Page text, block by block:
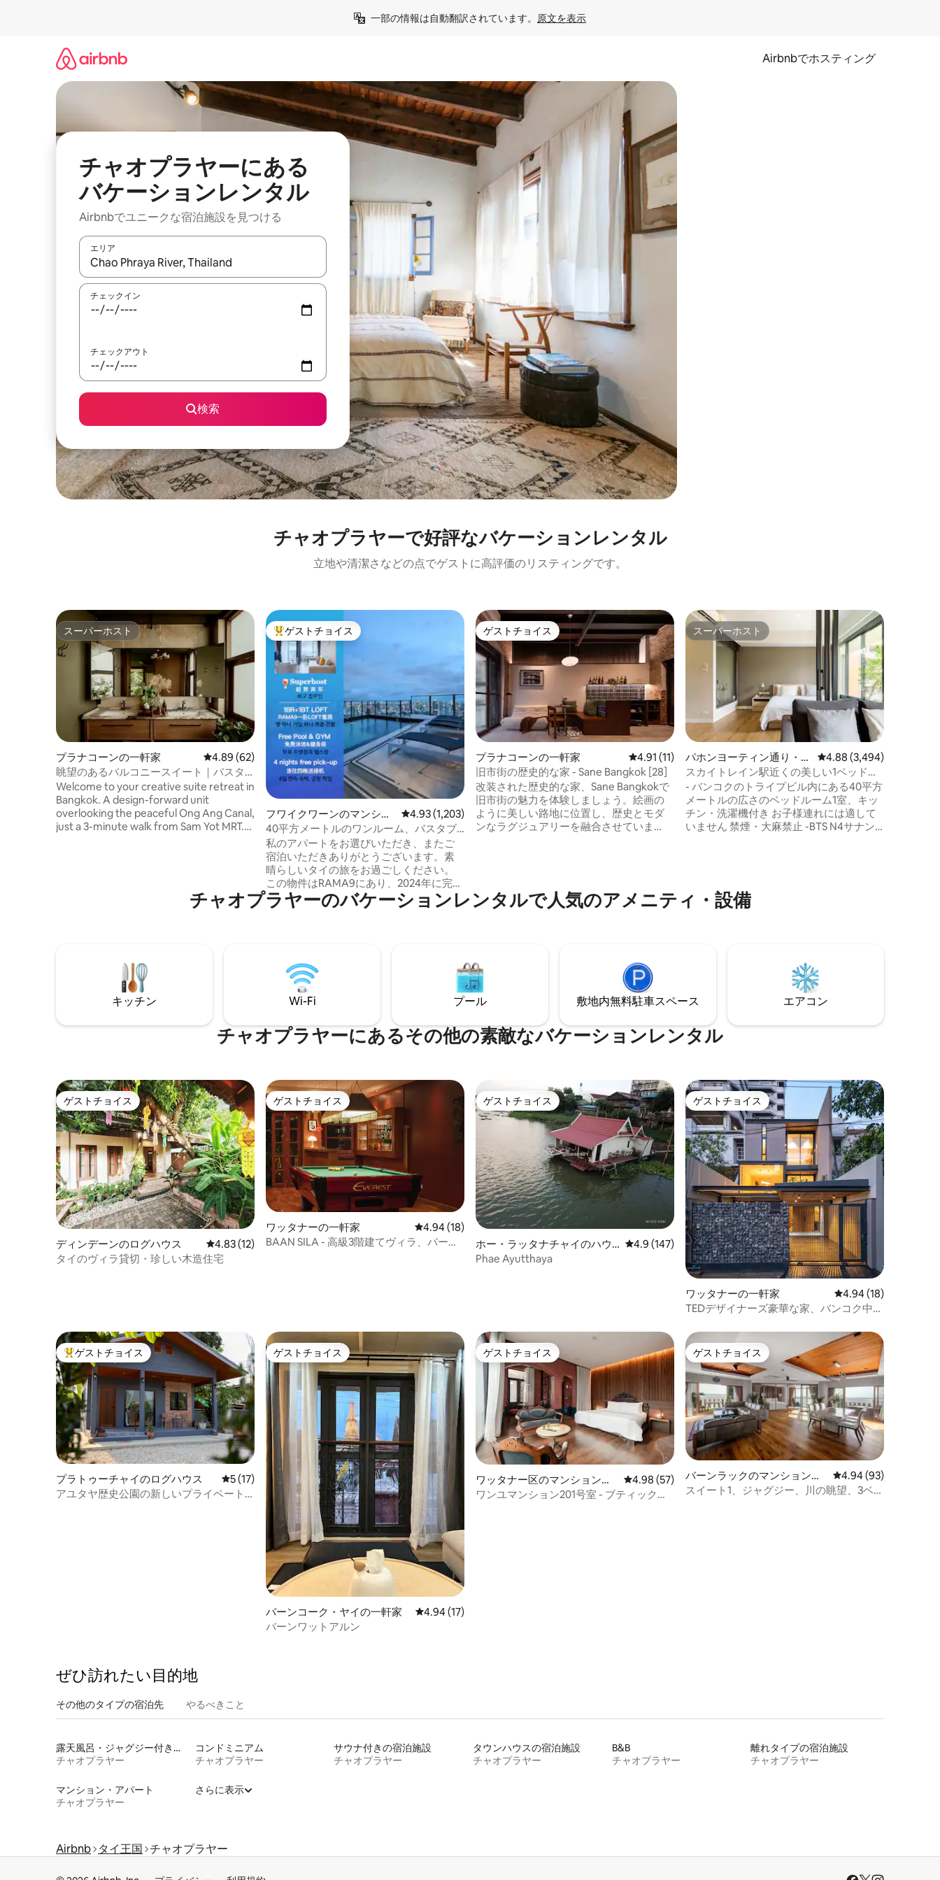
一部の情報は自動翻訳されています。 原文を表示
Airbnbでホスティング
チャオプラヤーにある
バケーションレンタル
Airbnbでユニークな宿泊施設を見つける
エリア
検索結果が表示されたら、上下の矢印キーを使って移動するか、画面をタッチまたはスワイプして検索結果を確認することができます。
チェックイン
チェックアウト
検索
チャオプラヤーで好評なバケーションレンタル
立地や清潔さなどの点でゲストに高評価のリスティングです。
スーパーホスト
スーパーホスト
プラナコーンの一軒家 レビュー62件、5つ星中4.89つ星の平均評価
4.89 (62)
眺望のあるバルコニースイート｜バスタ
ブ付｜ヤワラート
Welcome to your creative suite retreat in
Bangkok. A design-forward unit
overlooking the peaceful Ong Ang Canal,
just a 3-minute walk from Sam Yot MRT.
architect family, Poco House Bangkok
sits above our local-loved café, Piccolo
大好評のゲストチョイスです。
ゲストチョイス
フワイクワーンのマンショ
ン・アパート
レビュー1,203件、5つ星中4.93つ星の平均評価
4.93 (1,203)
40平方メートルのワンルーム、バスタブ
とバルコニー付きLOFT-D4/3人宿泊可能/
屋上プール/ RCA近く/夜市近く/トンロー
近く
私のアパートをお選びいただき、またご
宿泊いただきありがとうございます。素
晴らしいタイの旅をお過ごしください。
この物件はRAMA9にあり、2024年に完成
したロフトアパートメントです。お部屋
の広さは約40平方メートルで、寝室1室、
ご予約時の宿泊人数が1～2名様の場合、寝
室にはベッド1台のみが標準で用意されて
います。ソファベッドの追加が必要な場
合は、ご予約時に宿泊人数を3名様として
知らせください。当方でチェックイン前
にお部屋のスタッフにソファベッドの用
ンター、プール、共有オフィススペース
の使用料金が含まれます。
ゲストチョイス
ゲストチョイス
プラナコーンの一軒家 レビュー11件、5つ星中4.91つ星の平均評価
4.91 (11)
旧市街の歴史的な家 - Sane Bangkok [28]
改装された歴史的な家、Sane Bangkokで
旧市街の魅力を体験しましょう。絵画の
ように美しい路地に位置し、歴史とモダ
ンなラグジュアリーを融合させていま
Wi-Fi、43インチのスマートテレビ、フル
キッチンをご利用いただけます。 - 総合的
ましょう。
スーパーホスト
スーパーホスト
パホンヨーティン通り・パ
ヤータイのマンション・ア
パート
レビュー3,494件、5つ星
4.88 (3,494)
スカイトレイン駅近くの美しい1ベッドル
ーム
- バンコクのトライプビル内にある40平方
メートルの広さのベッドルーム1室、キッ
チン・洗濯機付き お子様連れには適して
いません 禁煙・大麻禁止 -BTS N4サナン
ビ、貸金庫 無料荷物預かり/24時間セキュ
リティ 簡単なチェックインとチェックア
チャオプラヤーのバケーションレンタルで人気のアメニティ・設備
キッチン Wi-Fi プール 敷地内無料駐⁠車ス⁠ペ⁠ー⁠ス エアコン
チャオプラヤーにあるその他の素敵なバケーションレンタル
ゲストチョイス
ゲストチョイス
ディンデーンのログハウス レビュー12件、5つ星中4.83つ星の平均評価
4.83 (12)
タイのヴィラ貸切・珍しい木造住宅
ゲストチョイス
ゲストチョイス
ワッタナーの一軒家 レビュー18件、5つ星中4.94つ星の平均評価
4.94 (18)
BAAN SILA - 高級3階建てヴィラ、バー／
ゲストチョイス
ゲストチョイス
ホー・ラッタナチャイのハウ
スボート
レビュー147件、5つ星中4.9つ星の平均評価
4.9 (147)
Phae Ayutthaya
ゲストチョイス
ゲストチョイス
ワッタナーの一軒家 レビュー18件、5つ
4.94 (18)
TEDデザイナーズ豪華な家、バンコク中心
大好評のゲストチョイスです。
ゲストチョイス
プラトゥーチャイのログハウス レビュー17件、5つ星中5つ星の平均評価
5 (17)
アユタヤ歴史公園の新しいプライベート
ゲストチョイス
ゲストチョイス
バーンコーク・ヤイの一軒家 レビュー17件、5つ星中4.94つ星の平均評価
4.94 (17)
バーンワットアルン
ゲストチョイス
ゲストチョイス
ワッタナー区のマンション・
アパート
レビュー57件、5つ星中4.98つ星の平均評価
4.98 (57)
ワンユマンション201号室 - ブティックマ
ゲストチョイス
ゲストチョイス
バーンラックのマンション・
アパート
レビュー93件、5つ星
4.94 (93)
スイート1、ジャグジー、川の眺望、3ベッ
ぜひ訪⁠れ⁠た⁠い目⁠的⁠地
その他のタ⁠イ⁠プ⁠の宿⁠泊⁠先 やるべきこと
露天風呂・ジャグジー付きの宿泊施設
チャオプラヤー
コンドミニアム
チャオプラヤー
サウナ付きの宿泊施設
チャオプラヤー
タウンハウスの宿泊施設
チャオプラヤー
B&B
チャオプラヤー
離れタイプの宿泊施設
チャオプラヤー
マンション・アパート
チャオプラヤー
さらに表示
Airbnb タイ王国 チャオプラヤー